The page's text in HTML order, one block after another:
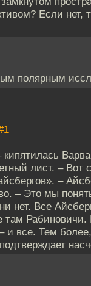
Если нет,
полярным
лист. – Вот
–
– Это мы
нет. Все
там
и все. Тем